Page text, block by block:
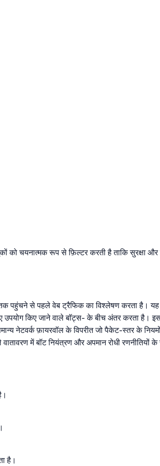
को चयनात्मक रूप से फ़िल्टर करती है ताकि सुरक्षा
पहुंचने से पहले वेब ट्रैफिक का विश्लेषण करता है। यह
किए जाने वाले बॉट्स- के बीच अंतर करता है। इस
नेटवर्क फ़ायरवॉल के विपरीत जो पैकेट-स्तर के
में बॉट नियंत्रण और अपमान रोधी रणनीतियों
है।